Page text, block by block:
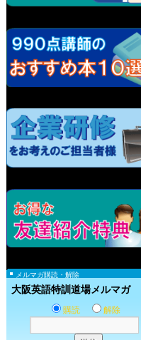
メルマガ購読・解除
大阪英語特訓道場メルマガ
購読 解除